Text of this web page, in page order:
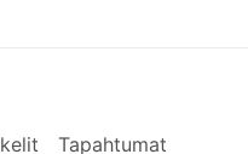
Tapahtumat